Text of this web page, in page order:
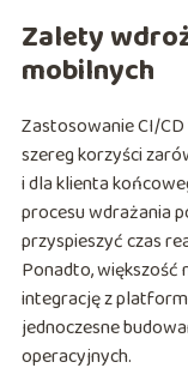
Zalety
mobilnych
Zastosowanie CI/
szereg korzyści
i dla klienta
procesu wdrażania
przyspieszyć czas
Ponadto, większość
integrację z
jednoczesne
operacyjnych.